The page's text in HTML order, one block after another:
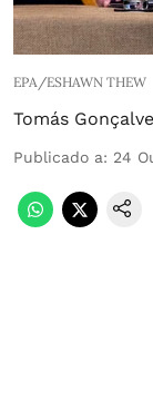
EPA/ESHAWN THEW
Tomás
Publicado a: 24